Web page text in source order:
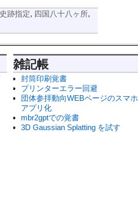
史跡指定, 四国八十八ヶ所,
雑記帳
封筒印刷覚書
プリンターエラー回避
団体参拝動向WEBページのスマホ
アプリ化
mbr2gptでの覚書
3D Gaussian Splatting を試す